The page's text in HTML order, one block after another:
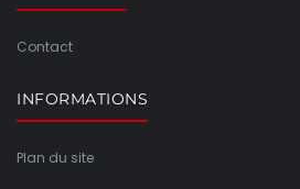
Contact
INFORMATIONS
Plan du site